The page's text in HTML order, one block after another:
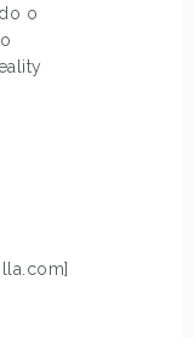
o